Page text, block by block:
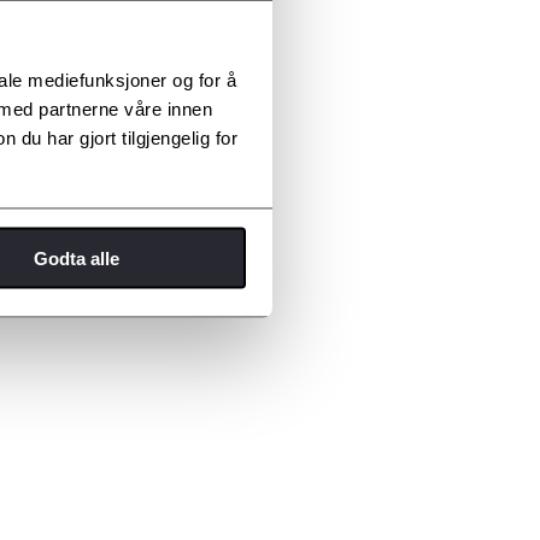
mediefunksjoner og for å
partnerne våre innen
du har gjort tilgjengelig for
Godta alle